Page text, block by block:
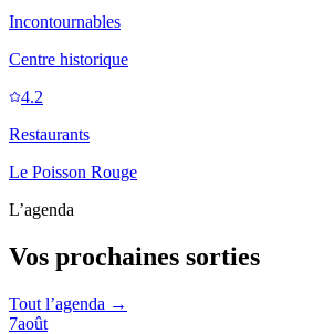
Incontournables
Centre historique
4.2
Restaurants
Le Poisson Rouge
L’agenda
Vos prochaines sorties
Tout l’agenda →
7août